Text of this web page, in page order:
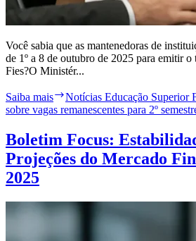
Você sabia que as mantenedoras de
de 1º a 8 de outubro de 2025 para emitir
Fies?O Ministér...
Saiba mais
Notícias Educação Superior
sobre vagas remanescentes para 2º
Boletim Focus:
Projeções do Mercado
2025